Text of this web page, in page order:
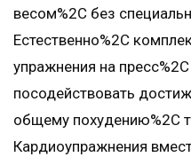
весом%2C без
Естественно%2C
упражнения на
посодействовать
общему похудению%2C
Кардиоупражнения